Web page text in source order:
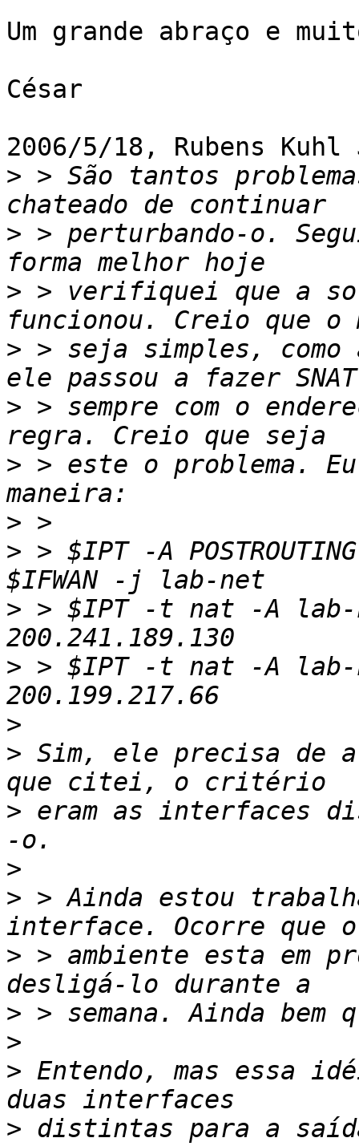
Um grande abraço e
César
2006/5/18, Rubens
> > São tantos
> > perturbando-o.
> > verifiquei que a
> > seja simples, como
> > sempre com o
> > este o problema.
>
> > $IPT -A
> > $IPT -t nat -A
> > $IPT -t nat -A
>
> Sim, ele precisa de
> eram as interfaces
>
> > Ainda estou
> > ambiente esta em
>
>
> Entendo, mas essa
>